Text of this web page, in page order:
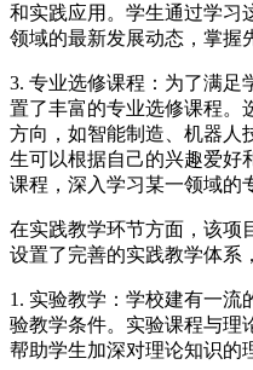
和实践应用。学生通过学习
领域的最新发展动态，掌握
3. 专业选修课程：为了满足
置了丰富的专业选修课程。
方向，如智能制造、机器人
生可以根据自己的兴趣爱好
课程，深入学习某一领域的
在实践教学环节方面，该项
设置了完善的实践教学体系
1. 实验教学：学校建有一流
验教学条件。实验课程与理
帮助学生加深对理论知识的